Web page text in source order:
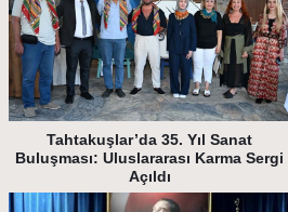
Tahtakuşlar’da 35. Yıl Sanat
Buluşması: Uluslararası Karma Sergi
Açıldı